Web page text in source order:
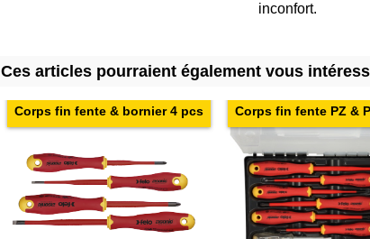
inconfort.
Ces articles pourraient également vous
Corps fin fente & bornier 4 pcs Corps fin fente PZ &